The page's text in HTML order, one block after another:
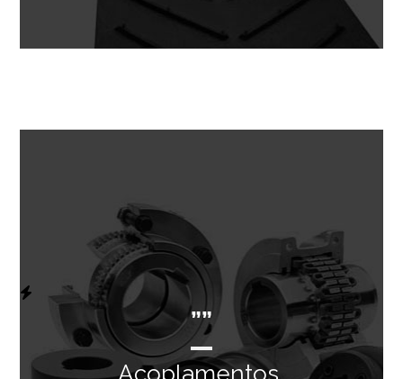
””
Acoplamentos